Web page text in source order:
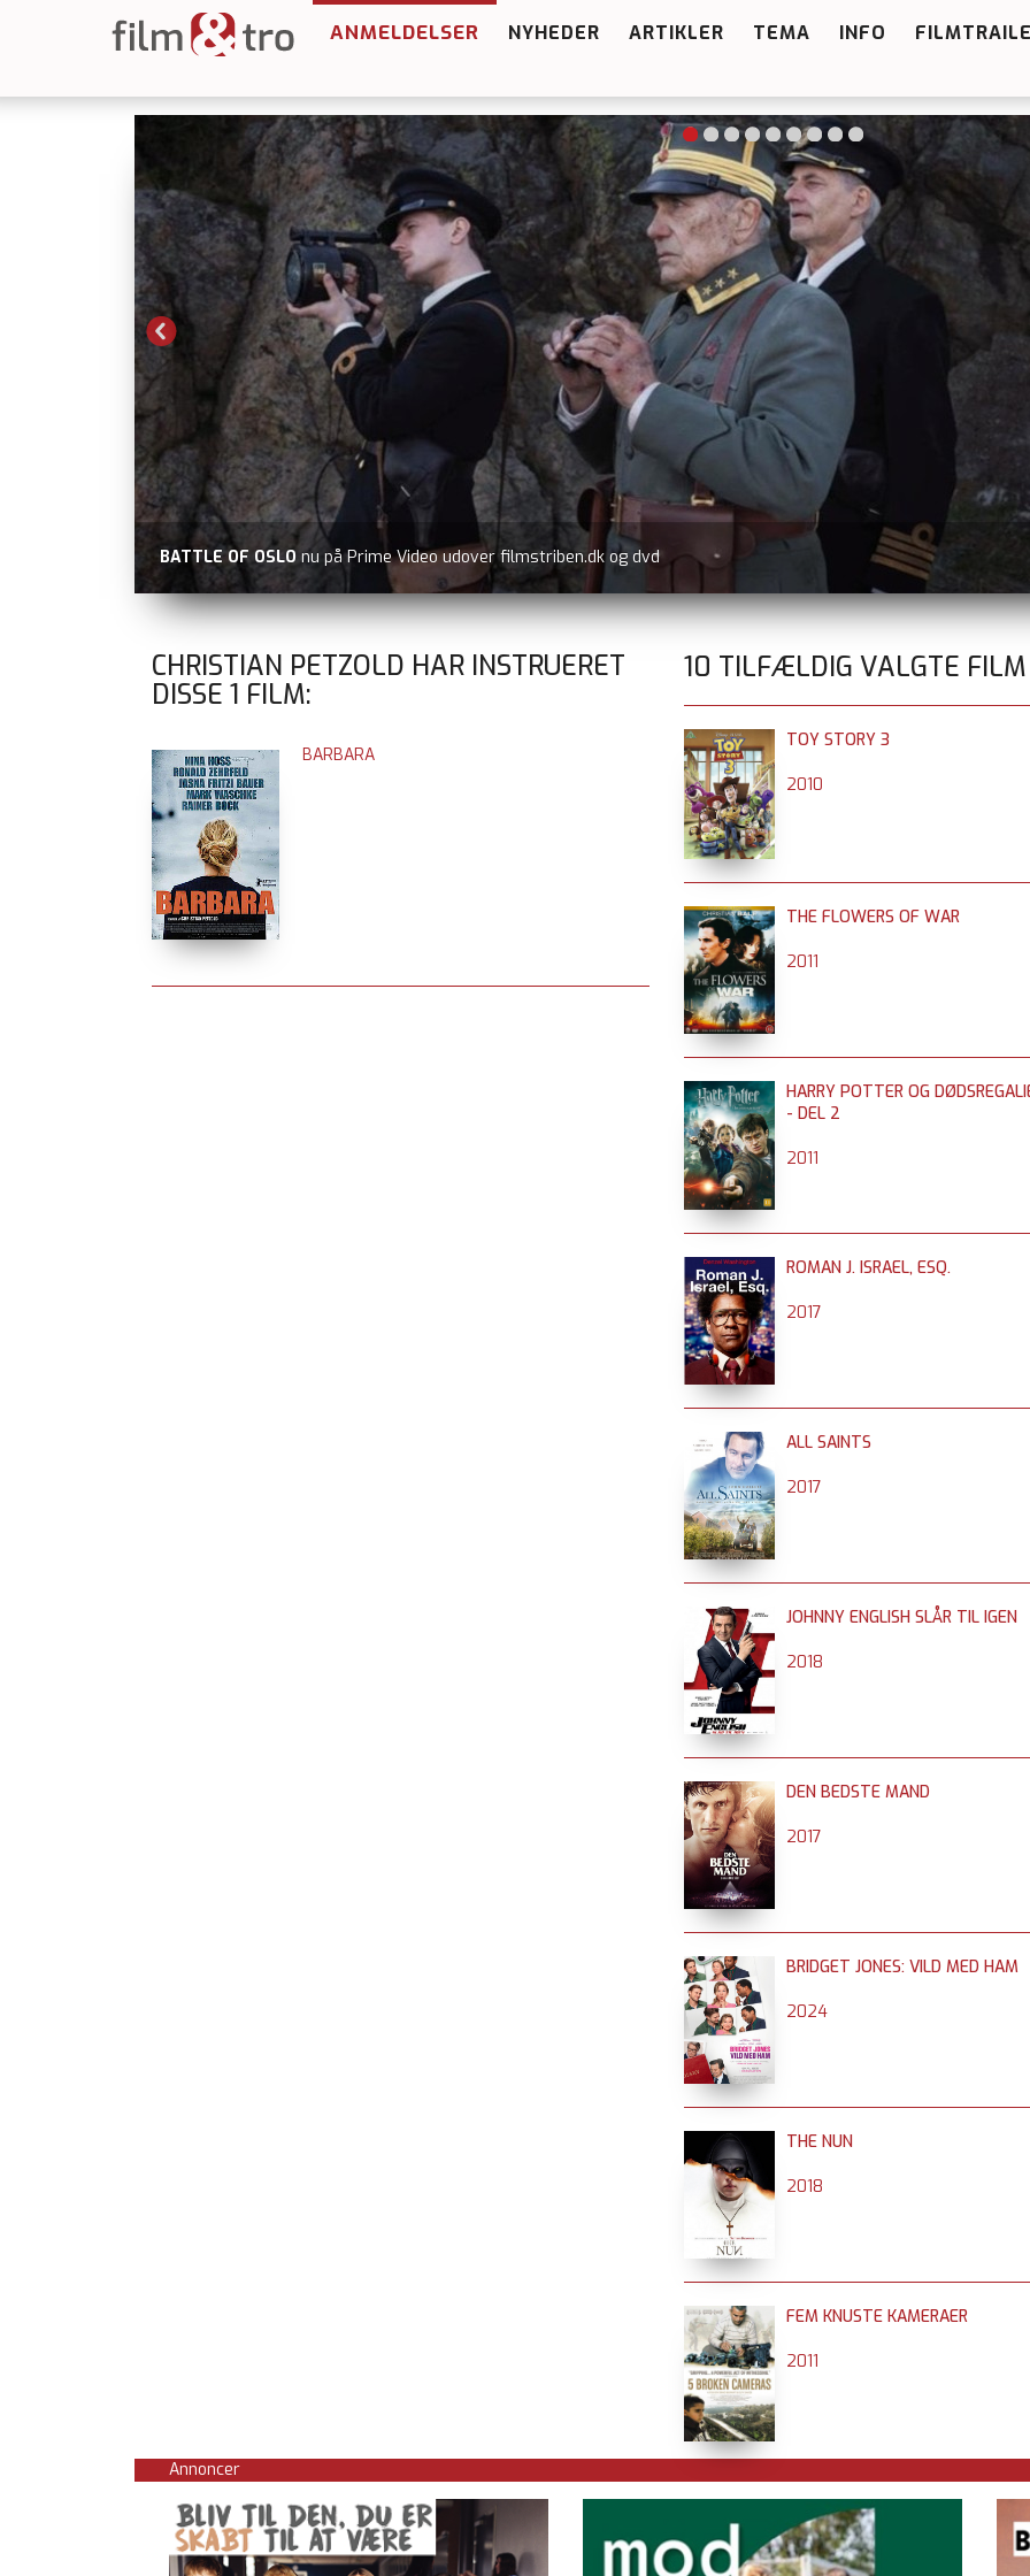
ANMELDELSER NYHEDER ARTIKLER TEMA INFO
BATTLE OF OSLO nu på Prime Video udover filmstriben.dk og dvd
CHRISTIAN PETZOLD HAR INSTRUERET
DISSE 1 FILM:
BARBARA
10 TILFÆLDIG VALGTE FILM
TOY STORY 3
2010
THE FLOWERS OF WAR
2011
HARRY POTTER OG
- DEL 2
2011
ROMAN J. ISRAEL, ESQ.
2017
ALL SAINTS
2017
JOHNNY ENGLISH SLÅR TIL IGEN
2018
DEN BEDSTE MAND
2017
BRIDGET JONES: VILD MED HAM
2024
THE NUN
2018
FEM KNUSTE KAMERAER
2011
Annoncer